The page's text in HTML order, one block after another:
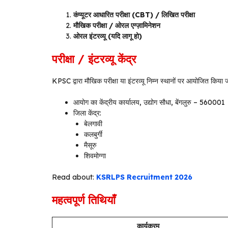
कंप्यूटर आधारित परीक्षा (CBT) / लिखित परीक्षा
मौखिक परीक्षा / ओरल एग्ज़ामिनेशन
ओरल इंटरव्यू (यदि लागू हो)
परीक्षा / इंटरव्यू केंद्र
KPSC द्वारा मौखिक परीक्षा या इंटरव्यू निम्न स्थानों पर आयोजित किया
आयोग का केंद्रीय कार्यालय, उद्योग सौधा, बेंगलुरु – 560001
जिला केंद्र:
बेलगावी
कलबुर्गी
मैसूरु
शिवमोग्गा
Read about: KSRLPS Recruitment 2026
महत्वपूर्ण तिथियाँ
कार्यक्रम